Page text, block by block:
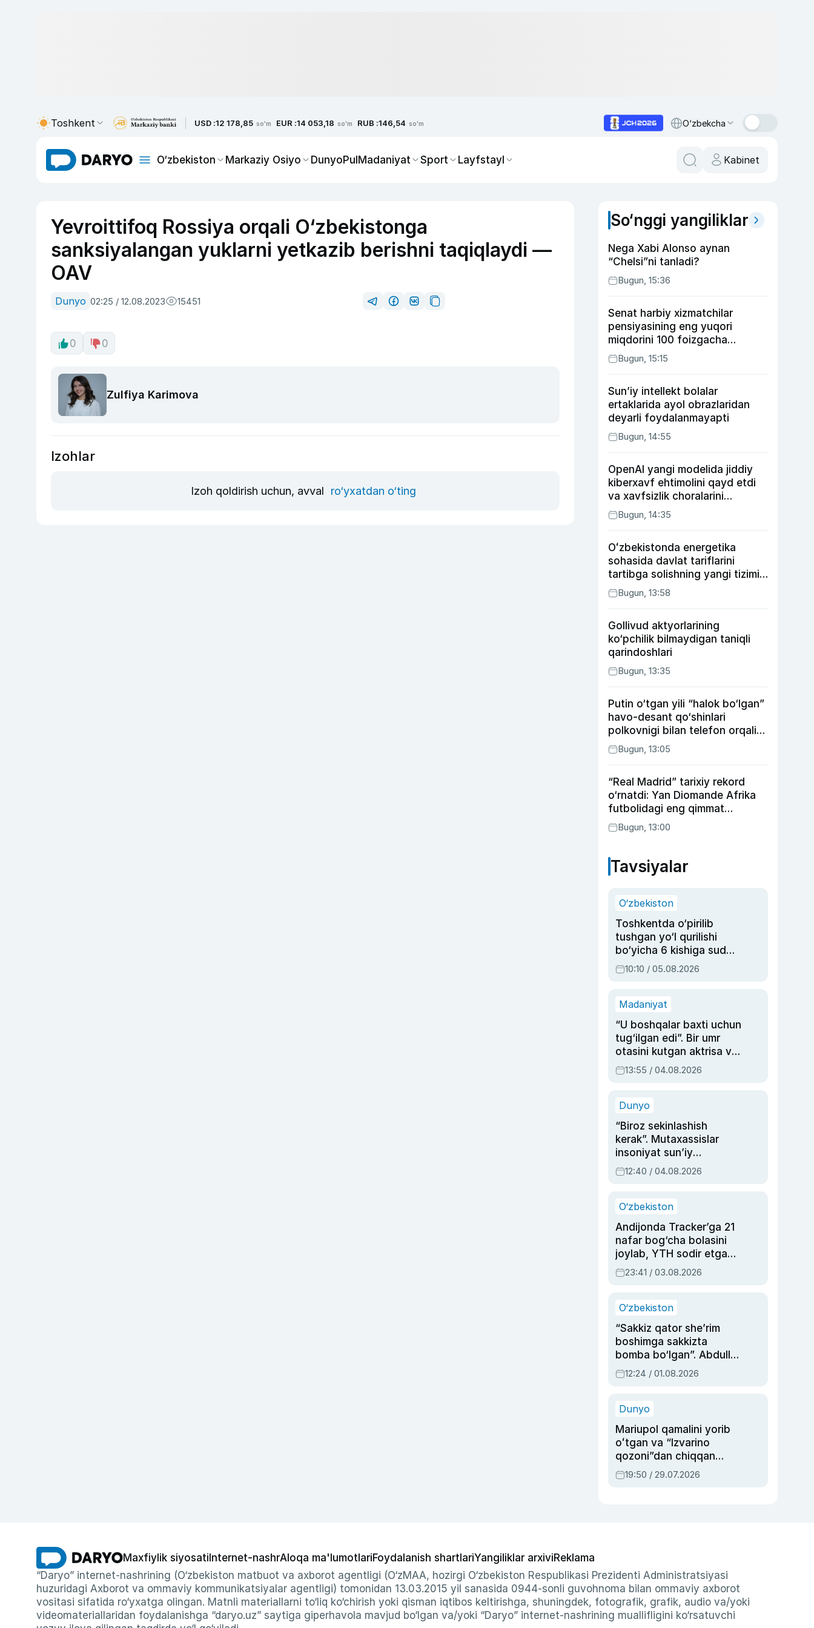
Toshkent USD :12 178,85 so'm EUR :14 053,18 so'm RUB :146,54 so'm O‘zbekcha
O‘zbekiston Markaziy Osiyo DunyoPulMadaniyat Sport Layfstayl Kabinet
Yevroittifoq Rossiya orqali O‘zbekistonga
sanksiyalangan yuklarni yetkazib berishni taqiqlaydi —
OAV
Dunyo 02:25 / 12.08.2023 15451
0 0
Zulfiya Karimova
Izohlar
Izoh qoldirish uchun, avval ro‘yxatdan o‘ting
So‘nggi yangiliklar
Nega Xabi Alonso aynan
“Chelsi”ni tanladi?
Bugun, 15:36
Senat harbiy xizmatchilar
pensiyasining eng yuqori
miqdorini 100 foizgacha
oshirishni nazarda tutuvchi
qonunni ma’qulladi
Bugun, 15:15
Sun’iy intellekt bolalar
ertaklarida ayol obrazlaridan
deyarli foydalanmayapti
Bugun, 14:55
OpenAI yangi modelida jiddiy
kiberxavf ehtimolini qayd etdi
va xavfsizlik choralarini
kuchaytirdi
Bugun, 14:35
Oʻzbekistonda energetika
sohasida davlat tariflarini
tartibga solishning yangi tizimi
joriy etildi
Bugun, 13:58
Gollivud aktyorlarining
ko‘pchilik bilmaydigan taniqli
qarindoshlari
Bugun, 13:35
Putin o‘tgan yili “halok bo‘lgan”
havo-desant qo‘shinlari
polkovnigi bilan telefon orqali
suhbatlashdi
Bugun, 13:05
“Real Madrid” tarixiy rekord
o‘rnatdi: Yan Diomande Afrika
futbolidagi eng qimmat
transferga aylandi
Bugun, 13:00
Tavsiyalar
O‘zbekiston
Toshkentda o‘pirilib
tushgan yo‘l qurilishi
bo‘yicha 6 kishiga sud
hukmi o‘qildi
10:10 / 05.08.2026
Madaniyat
“U boshqalar baxti uchun
tug‘ilgan edi”. Bir umr
otasini kutgan aktrisa va
dublyaj ustasi Rimma
Ahmedovaning
13:55 / 04.08.2026
Dunyo
“Biroz sekinlashish
kerak”. Mutaxassislar
insoniyat sun’iy
intellektni boshqara
olmay qolishidan xavotir
12:40 / 04.08.2026
O‘zbekiston
Andijonda Tracker’ga 21
nafar bog‘cha bolasini
joylab, YTH sodir etgan
ayolga sud hukmi o‘qildi
23:41 / 03.08.2026
O‘zbekiston
“Sakkiz qator she’rim
boshimga sakkizta
bomba bo‘lgan”. Abdulla
Oripovni siyosiy
ayblovlardan asrab
12:24 / 01.08.2026
Dunyo
Mariupol qamalini yorib
oʻtgan va “Izvarino
qozoni”dan chiqqan
qahramon — Ukraina
armiyasi bosh
19:50 / 29.07.2026
Maxfiylik siyosati Internet-nashrAloqa ma'lumotlariFoydalanish shartlariYangiliklar arxiviReklama
“Daryo” internet-nashrining (O‘zbekiston matbuot va axborot agentligi (O‘zMAA, hozirgi O‘zbekiston Respublikasi Prezidenti Administratsiyasi
huzuridagi Axborot va ommaviy kommunikatsiyalar agentligi) tomonidan 13.03.2015 yil sanasida 0944-sonli guvohnoma bilan ommaviy axborot
vositasi sifatida ro‘yxatga olingan. Matnli materiallarni to‘liq ko‘chirish yoki qisman iqtibos keltirishga, shuningdek, fotografik, grafik, audio va/yoki
videomateriallaridan foydalanishga “daryo.uz” saytiga giperhavola mavjud bo‘lgan va/yoki “Daryo” internet-nashrining muallifligini ko‘rsatuvchi